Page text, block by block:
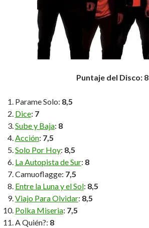
Puntaje del Disco: 8
Parame Solo: 8,5
Dice: 7
Sube y Baja: 8
Acción: 7,5
Solo Por Hoy: 8,5
La Autopista de Sur: 8
Camuoflagge: 7,5
Entre la Luna y el Sol: 8,5
Viajo Para Olvidar: 8,5
Polka Miseria: 7,5
A Quién?: 8